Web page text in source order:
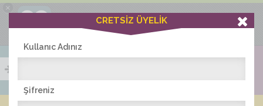
×
Ciddiask Uygulaması
+1 Hafta Gold Üyelik Kazan
Bedava - com.ciddi.ask
İNDİR
CRETSİZ ÜYELİK
Kullanıc Adınız
Şifreniz